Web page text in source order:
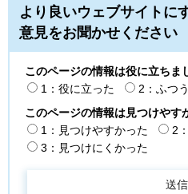
より良いウェブサイトに
意見をお聞かせください
このページの情報は役に立ちま
1：役に立った
2：ふつう
このページの情報は見つけやす
1：見つけやすかった
2
3：見つけにくかった